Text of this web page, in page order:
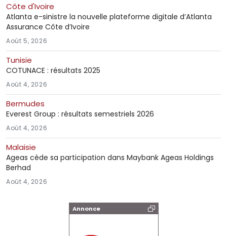
Annonce
Côte d'Ivoire
Atlanta e-sinistre la nouvelle plateforme digitale d’Atlanta
Assurance Côte d’Ivoire
Août 5, 2026
Tunisie
COTUNACE : résultats 2025
Août 4, 2026
Bermudes
Everest Group : résultats semestriels 2026
Août 4, 2026
Malaisie
Ageas cède sa participation dans Maybank Ageas Holdings
Berhad
Août 4, 2026